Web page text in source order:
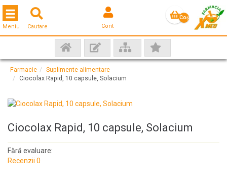
Cautare Cont
Coş
Toggle navigation
Meniu
Farmacie
Suplimente alimentare
Ciocolax Rapid, 10 capsule, Solacium
Ciocolax Rapid, 10 capsule, Solacium
Fără evaluare:
Recenzii 0